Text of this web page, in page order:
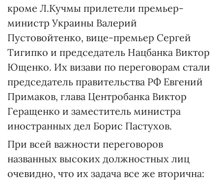
кроме Л.Кучмы прилетели премьер-
министр Украины Валерий
Пустовойтенко, вице-премьер Сергей
Тигипко и председатель Нацбанка Виктор
Ющенко. Их визави по переговорам стали
председатель правительства РФ Евгений
Примаков, глава Центробанка Виктор
Геращенко и заместитель министра
иностранных дел Борис Пастухов.
При всей важности переговоров
названных высоких должностных лиц
очевидно, что их задача все же вторична: